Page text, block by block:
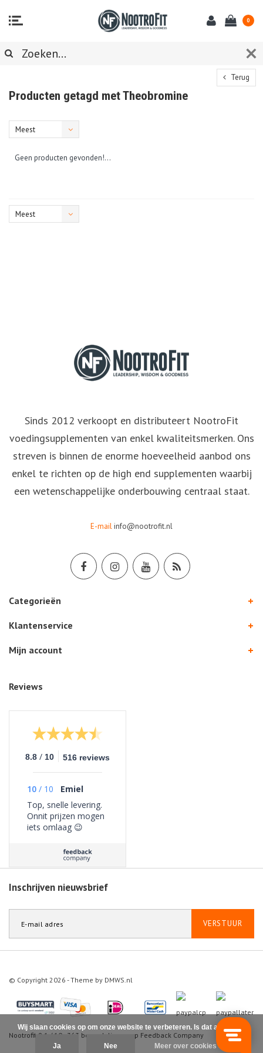
0
Terug
Producten getagd met Theobromine
Meest
Geen producten gevonden!...
Meest
Sinds 2012 verkoopt en distributeert NootroFit
voedingsupplementen van enkel kwaliteitsmerken. Ons
streven is binnen de enorme hoeveelheid aanbod ons
enkel te richten op de high end supplementen waarbij
een wetenschappelijke onderbouwing centraal staat.
E-mailinfo@nootrofit.nl
Categorieën
Klantenservice
Mijn account
Reviews
8.8 / 10 516 reviews
10 / 10
Emiel
Top, snelle levering.
Onnit prijzen mogen
iets omlaag 😉
Inschrijven nieuwsbrief
VERSTUUR
© Copyright 2026 - Theme by DMWS.nl
Nootrofit 9.1 / 10 363 beoordelingen op Feedback Company
Wij slaan cookies op om onze website te verbeteren. Is dat akkoord?
Ja Nee Meer over cookies »